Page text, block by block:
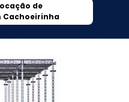
de
Cachoeirinha